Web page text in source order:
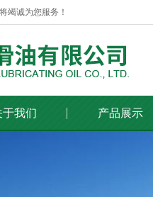
竭诚为您服务！
于我们 产品展示